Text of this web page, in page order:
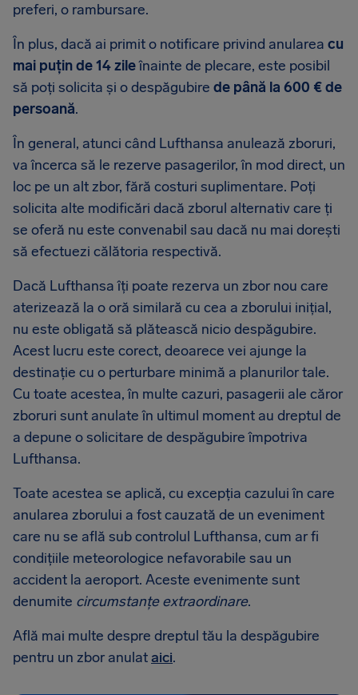
preferi, o rambursare.
În plus, dacă ai primit o notificare privind anularea cu
mai puțin de 14 zileînainte de plecare, este posibil
să poți solicita și o despăgubire de până la 600 € de
persoană.
În general, atunci când Lufthansa anulează zboruri,
va încerca să le rezerve pasagerilor, în mod direct, un
loc pe un alt zbor, fără costuri suplimentare. Poți
solicita alte modificări dacă zborul alternativ care ți
se oferă nu este convenabil sau dacă nu mai dorești
să efectuezi călătoria respectivă.
Dacă Lufthansa îți poate rezerva un zbor nou care
aterizează la o oră similară cu cea a zborului inițial,
nu este obligată să plătească nicio despăgubire.
Acest lucru este corect, deoarece vei ajunge la
destinație cu o perturbare minimă a planurilor tale.
Cu toate acestea, în multe cazuri, pasagerii ale căror
zboruri sunt anulate în ultimul moment au dreptul de
a depune o solicitare de despăgubire împotriva
Lufthansa.
Toate acestea se aplică, cu excepția cazului în care
anularea zborului a fost cauzată de un eveniment
care nu se află sub controlul Lufthansa, cum ar fi
condițiile meteorologice nefavorabile sau un
accident la aeroport. Aceste evenimente sunt
denumite circumstanțe extraordinare.
Află mai multe despre dreptul tău la despăgubire
pentru un zbor anulataici.